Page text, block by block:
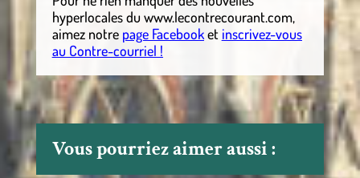
hyperlocalesdu www.lecontrecourant.com,
aimez notre page Facebooket inscrivez-vous
au Contre-courriel !
Vous pourriez aimer aussi :